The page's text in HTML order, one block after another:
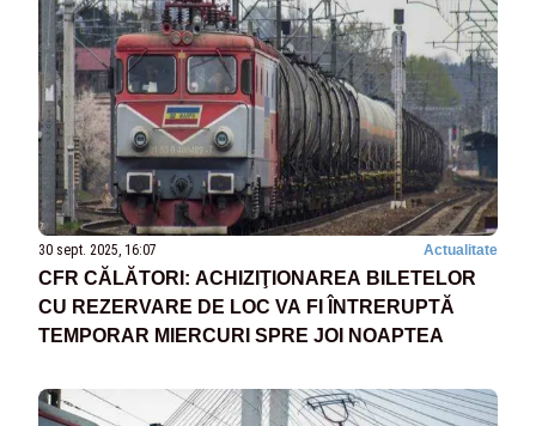
30 sept. 2025, 16:07 Actualitate
CFR CĂLĂTORI: ACHIZIŢIONAREA BILETELOR
CU REZERVARE DE LOC VA FI ÎNTRERUPTĂ
TEMPORAR MIERCURI SPRE JOI NOAPTEA